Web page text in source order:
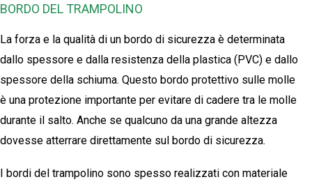
BORDO DEL TRAMPOLINO
La forza e la qualità di un bordo di sicurezza è determinata
dallo spessore e dalla resistenza della plastica (PVC) e dallo
spessore della schiuma. Questo bordo protettivo sulle molle
è una protezione importante per evitare di cadere tra le molle
durante il salto. Anche se qualcuno da una grande altezza
dovesse atterrare direttamente sul bordo di sicurezza.
I bordi del trampolino sono spesso realizzati con materiale